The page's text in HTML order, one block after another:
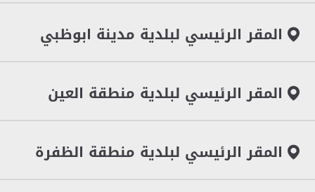
المقر الرئيسي لبلدية مدينة ابوظبي
المقر الرئيسي لبلدية منطقة العين
المقر الرئيسي لبلدية منطقة الظفرة